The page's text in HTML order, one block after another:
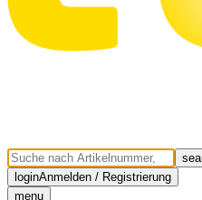
loginAnmelden / Registrierung
menu